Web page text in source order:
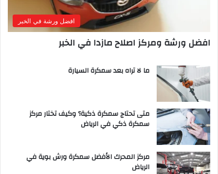
افضل ورشة في الخبر
افضل ورشة ومركز اصلاح مازدا في الخبر
ما لا تراه بعد سمكرة السيارة
متى تحتاج سمكرة ذكية؟ وكيف تختار مركز
سمكرة ذكي في الرياض
مركز المحرك الأفضل سمكرة ورش بوية في
الرياض